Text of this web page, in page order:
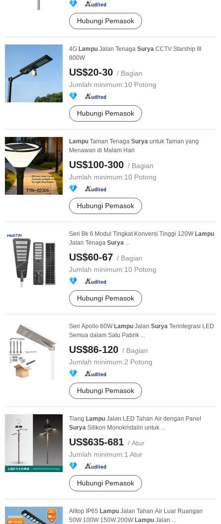
Hubungi Pemasok
4G Lampu Jalan Tenaga Surya CCTV Starship III
800W
US$20-30 / Bagian
Jumlah minimum:10 Potong
Hubungi Pemasok
Lampu Taman Tenaga Surya untuk Taman yang
Menawan di Malam Hari
US$100-300 / Bagian
Jumlah minimum:10 Potong
Hubungi Pemasok
Seri Bk 6 Modul Tingkat Konversi Tinggi 120W Lampu
Jalan Tenaga Surya ...
US$60-67 / Bagian
Jumlah minimum:10 Potong
Hubungi Pemasok
Seri Apollo 60W Lampu Jalan Surya Terintegrasi LED
Semua dalam Satu Pabrik ...
US$86-120 / Bagian
Jumlah minimum:2 Potong
Hubungi Pemasok
Tiang Lampu Jalan LED Tahan Air dengan Panel
Surya Silikon Monokristalin untuk ...
US$635-681 / Atur
Jumlah minimum:1 Atur
Hubungi Pemasok
Alltop IP65 Lampu Jalan Tahan Air Luar Ruangan
50W 100W 150W 200W Lampu Jalan ...